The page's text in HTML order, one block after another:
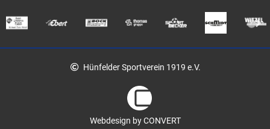
Hünfelder Sportverein 1919 e.V.
Webdesign by CONVERT